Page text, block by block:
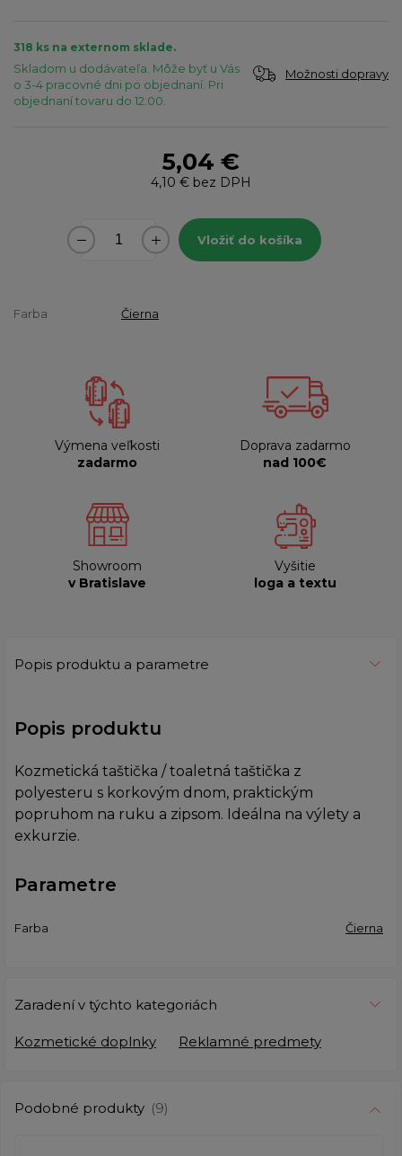
318 ks na externom sklade.
Skladom u dodávateľa. Môže byť u Vás
o 3-4 pracovné dni po objednaní. Pri
objednaní tovaru do 12:00.
Možnosti dopravy
5,04 €
4,10 € bez DPH
Vložiť do košíka
Farba Čierna
Výmena veľkosti
zadarmo
Doprava zadarmo
nad 100€
Showroom
v Bratislave
Vyšitie
loga a textu
Popis produktu a parametre
Popis produktu
Kozmetická taštička / toaletná taštička z
polyesteru s korkovým dnom, praktickým
popruhom na ruku a zipsom. Ideálna na výlety a
exkurzie.
Parametre
Farba Čierna
Zaradení v týchto kategoriách
Kozmetické doplnky Reklamné predmety
Podobné produkty (9)